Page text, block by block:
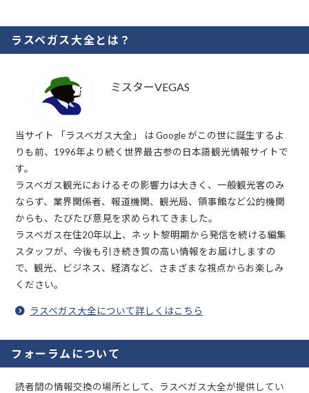
ラスベガス大全とは？
ミスターVEGAS
当サイト 「ラスベガス大全」 は Google がこの世に誕生するよ
りも前、1996年より続く世界最古参の日本語観光情報サイトで
す。
ラスベガス観光におけるその影響力は大きく、一般観光客のみ
ならず、業界関係者、報道機関、観光局、領事館など公的機関
からも、たびたび意見を求められてきました。
ラスベガス在住20年以上、ネット黎明期から発信を続ける編集
スタッフが、今後も引き続き質の高い情報をお届けしますの
で、観光、ビジネス、経済など、さまざまな視点からお楽しみ
ください。
ラスベガス大全について詳しくはこちら
フォーラムについて
読者間の情報交換の場所として、ラスベガス大全が提供してい